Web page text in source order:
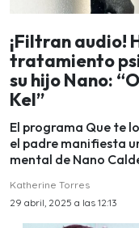
¡Filtran audio!
tratamiento
su hijo Nano:
Kel”
El programa Que te
el padre manifiesta
mental de Nano
Katherine Torres
29 abril, 2025 a las 12:13